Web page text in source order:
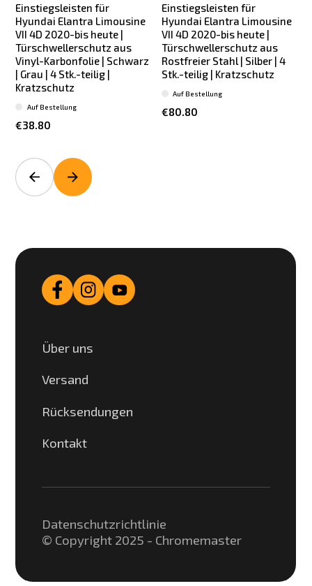
Einstiegsleisten für
Hyundai Elantra Limousine
VII 4D 2020-bis heute |
Türschwellerschutz aus
Vinyl-Karbonfolie | Schwarz
| Grau | 4 Stk.-teilig |
Kratzschutz
€38.80
Auf Bestellung
Einstiegsleisten für
Hyundai Elantra Limousine
VII 4D 2020-bis heute |
Türschwellerschutz aus
Rostfreier Stahl | Silber | 4
Stk.-teilig | Kratzschutz
€80.80
Auf Bestellung
Über uns
Versand
Rücksendungen
Kontakt
© Copyright 2025 - Chromemaster
Datenschutzrichtlinie